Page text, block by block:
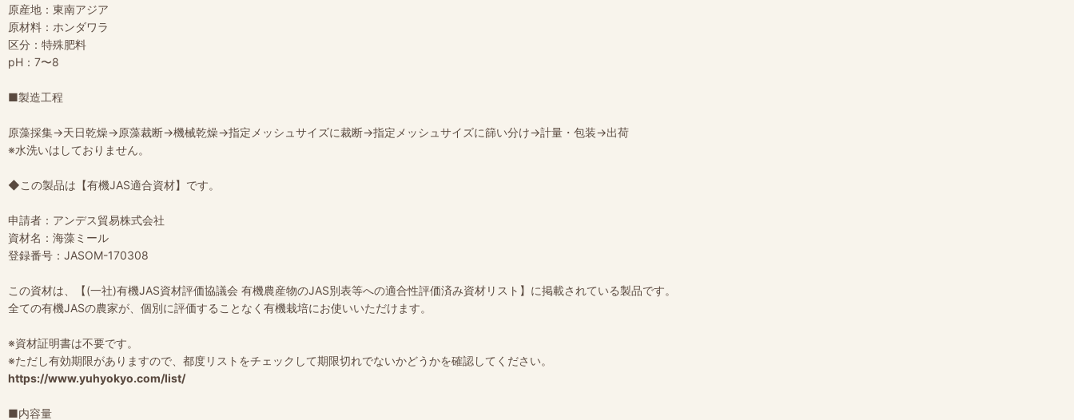
原産地：東南アジア
原材料：ホンダワラ
区分：特殊肥料
pH：7〜8
■製造工程
原藻採集→天日乾燥→原藻裁断→機械乾燥→指定メッシュサイズに裁断→指定メッシュサイズに篩い分け→計量・包装→出荷
※水洗いはしておりません。
◆この製品は【有機JAS適合資材】です。
申請者：アンデス貿易株式会社
資材名：海藻ミール
登録番号：JASOM-170308
この資材は、【(一社)有機JAS資材評価協議会 有機農産物のJAS別表等への適合性評価済み資材リスト】に掲載されている製品です。
全ての有機JASの農家が、個別に評価することなく有機栽培にお使いいただけます。
※資材証明書は不要です。
※ただし有効期限がありますので、都度リストをチェックして期限切れでないかどうかを確認してください。
https://www.yuhyokyo.com/list/
■内容量